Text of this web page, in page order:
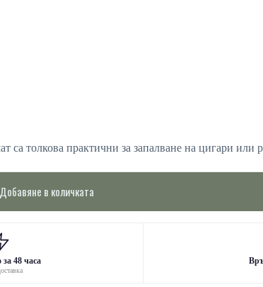
са толкова практични за запалване на цигари или
Добавяне в количката
48 часа